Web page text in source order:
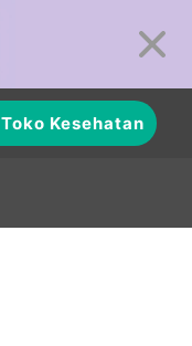
Toko Kesehatan